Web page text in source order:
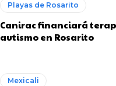
Playas de Rosarito
Canirac financiará
autismo en Rosarito
Mexicali